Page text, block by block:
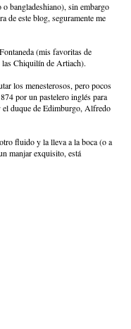
bangladeshiano), sin embargo
de este blog, seguramente me
(mis favoritas de
las Chiquilín de Artiach).
los menesterosos, pero pocos
por un pastelero inglés para
el duque de Edimburgo, Alfredo
fluido y la lleva a la boca (o a
manjar exquisito, está